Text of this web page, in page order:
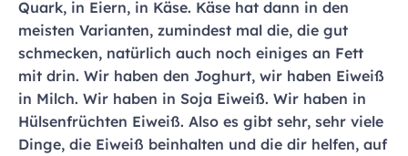
Quark, in Eiern, in Käse. Käse hat dann in den
meisten Varianten, zumindest mal die, die gut
schmecken, natürlich auch noch einiges an Fett
mit drin. Wir haben den Joghurt, wir haben Eiweiß
in Milch. Wir haben in Soja Eiweiß. Wir haben in
Hülsenfrüchten Eiweiß. Also es gibt sehr, sehr viele
Dinge, die Eiweiß beinhalten und die dir helfen, auf